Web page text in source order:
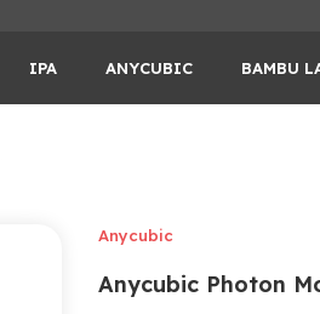
IPA ANYCUBIC BAMBU
Anycubic
Anycubic Photon